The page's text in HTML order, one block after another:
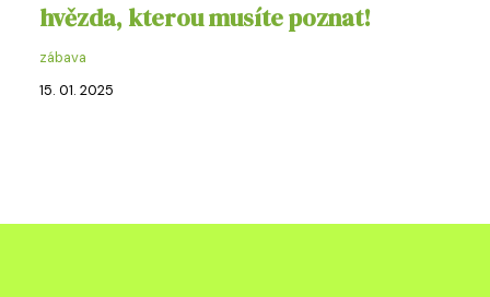
hvězda, kterou musíte poznat!
zábava
15. 01. 2025